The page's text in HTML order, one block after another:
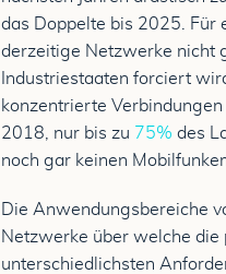
das Doppelte bis 2025. Für
derzeitige Netzwerke nicht
Industriestaaten forciert
konzentrierte
2018, nur bis zu 75% des
noch gar keinen
Die Anwendungsbereiche
Netzwerke über welche die
unterschiedlichsten